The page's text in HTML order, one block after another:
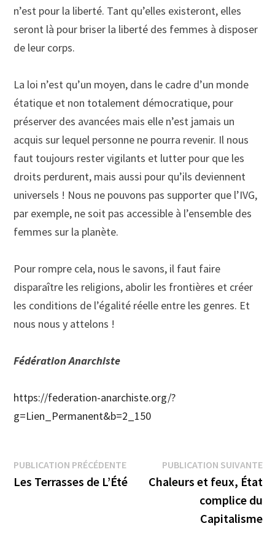
n’est pour la liberté. Tant qu’elles existeront, elles
seront là pour briser la liberté des femmes à disposer
de leur corps.
La loi n’est qu’un moyen, dans le cadre d’un monde
étatique et non totalement démocratique, pour
préserver des avancées mais elle n’est jamais un
acquis sur lequel personne ne pourra revenir. Il nous
faut toujours rester vigilants et lutter pour que les
droits perdurent, mais aussi pour qu’ils deviennent
universels ! Nous ne pouvons pas supporter que l’IVG,
par exemple, ne soit pas accessible à l’ensemble des
femmes sur la planète.
Pour rompre cela, nous le savons, il faut faire
disparaître les religions, abolir les frontières et créer
les conditions de l’égalité réelle entre les genres. Et
nous nous y attelons !
Fédération Anarchiste
https://federation-anarchiste.org/?
g=Lien_Permanent&b=2_150
Navigation
de
PUBLICATION PRÉCÉDENTEPublication
précédente :
Les Terrasses de L’Été
PUBLICATION SUIVANTE
Chaleurs et feux, État
complice du
Capitalisme